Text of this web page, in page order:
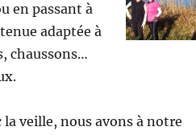
en passant à
adaptée à
chaussons…
veille, nous avons à notre